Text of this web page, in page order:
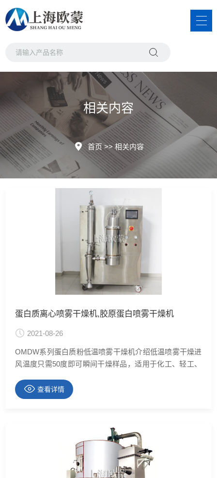
相关内容
首页>>相关内容
蛋白质离心喷雾干燥机,胶原蛋白喷雾干燥机
2021-08-26
OMDW系列蛋白质粉低温喷雾干燥机介绍低温喷雾干燥进
风温度只需50度即可瞬间干燥样品，适用于化工、轻工、
液、糊状液的有机物，无机物经喷雾干燥设备经，过几秒
钟后转变成粉状细中颗粒的制品，其热敏性制品可保持
查看详情